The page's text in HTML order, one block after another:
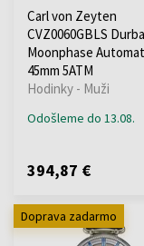
Carl von Zeyten
CVZ0060GBLS
Moonphase
45mm 5ATM
Hodinky - Muži
Odošleme do 13.08.
394,87 €
Doprava zadarmo